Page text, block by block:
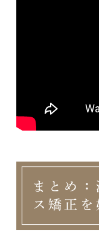
まとめ
ス矯正を